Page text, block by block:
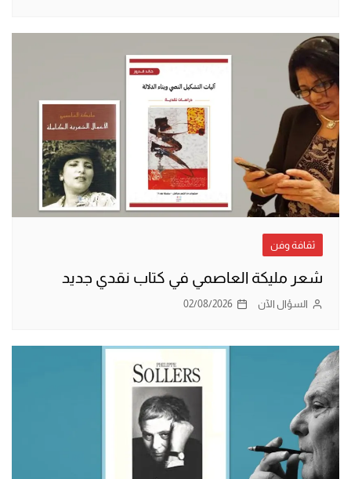
ثقافة وفن
شعر مليكة العاصمي في كتاب نقدي جديد
السؤال الآن 02/08/2026